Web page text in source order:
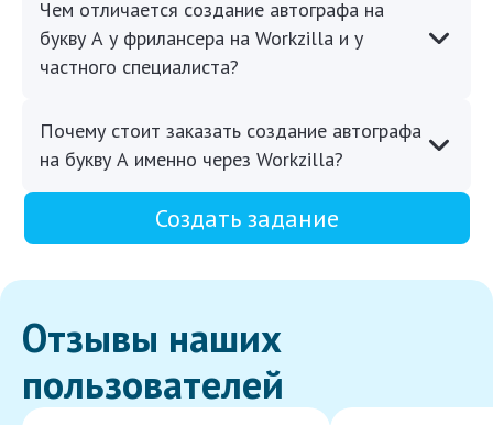
Чем отличается создание автографа на
букву А у фрилансера на Workzilla и у
частного специалиста?
Почему стоит заказать создание автографа
на букву А именно через Workzilla?
Создать задание
Отзывы наших
пользователей